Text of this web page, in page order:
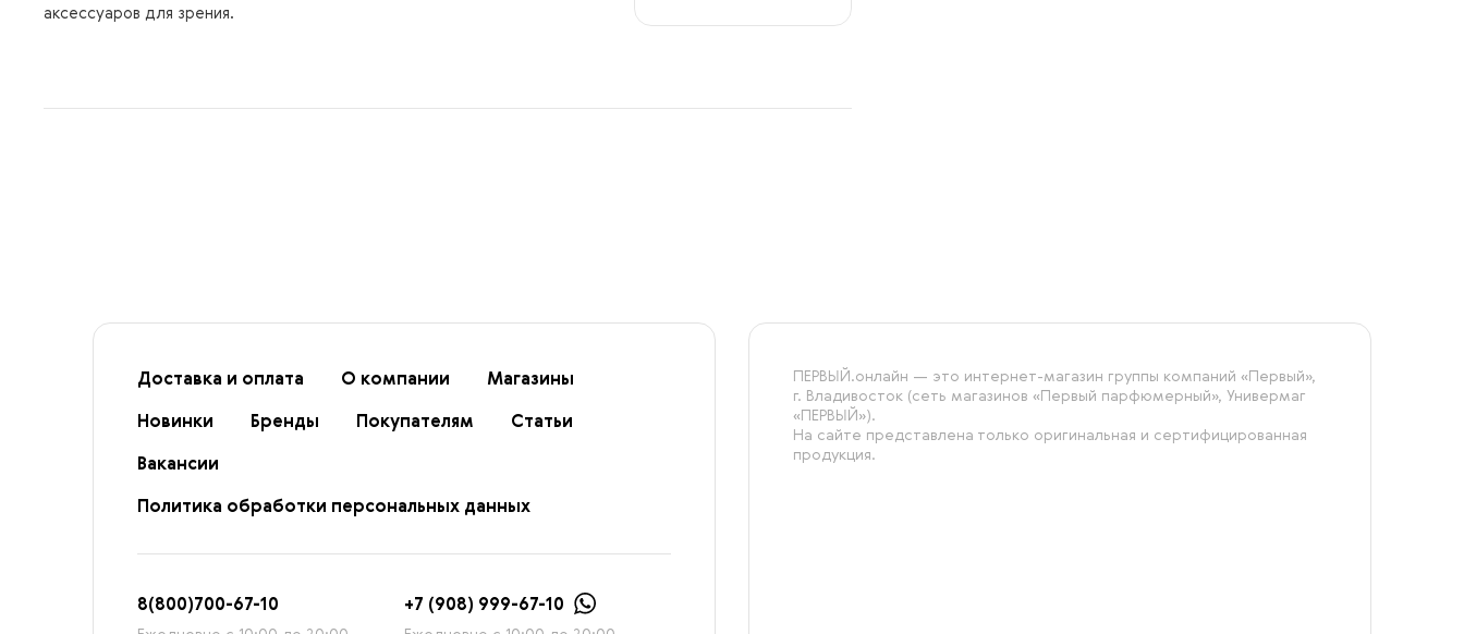
аксессуаров для зрения.
Доставка и оплата О компании Магазины
Новинки Бренды Покупателям Статьи
Вакансии
Политика обработки персональных данных
8(800)700-67-10 +7 (908) 999-67-10
ПЕРВЫЙ.онлайн — это интернет-магазин группы компаний «‎Первый»,
г. Владивосток (сеть магазинов «Первый парфюмерный», Универмаг
«ПЕРВЫЙ»).
На сайте представлена только оригинальная и сертифицированная
продукция.